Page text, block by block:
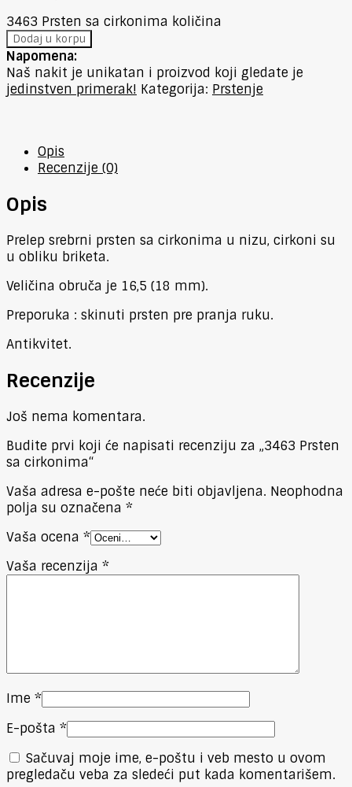
3463 Prsten sa cirkonima količina
Dodaj u korpu
Napomena:
Naš nakit je unikatan i proizvod koji gledate je
jedinstven primerak! Kategorija: Prstenje
Opis
Recenzije (0)
Opis
Prelep srebrni prsten sa cirkonima u nizu, cirkoni su
u obliku briketa.
Veličina obruča je 16,5 (18 mm).
Preporuka : skinuti prsten pre pranja ruku.
Antikvitet.
Recenzije
Još nema komentara.
Budite prvi koji će napisati recenziju za „3463 Prsten
sa cirkonima“
Vaša adresa e-pošte neće biti objavljena. Neophodna
polja su označena *
Vaša ocena *
Vaša recenzija *
Ime *
E-pošta *
Sačuvaj moje ime, e-poštu i veb mesto u ovom
pregledaču veba za sledeći put kada komentarišem.